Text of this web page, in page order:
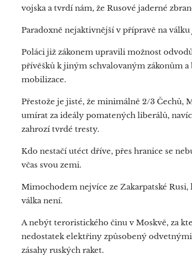
vojska a tvrdí nám, že Rusové jaderné
Paradoxně nejaktivnější v přípravě na
Poláci již zákonem upravili možnost
přívěšků k jiným schvalovaným zákonům
mobilizace.
Přestože je jisté, že minimálně 2/3 Čechů,
umírat za ideály pomatených liberálů,
zahrozí tvrdé tresty.
Kdo nestačí utéct dříve, přes hranice se
včas svou zemi.
Mimochodem nejvíce ze Zakarpatské Rusi,
válka není.
A nebýt teroristického činu v Moskvě, za
nedostatek elektřiny způsobený
zásahy ruských raket.